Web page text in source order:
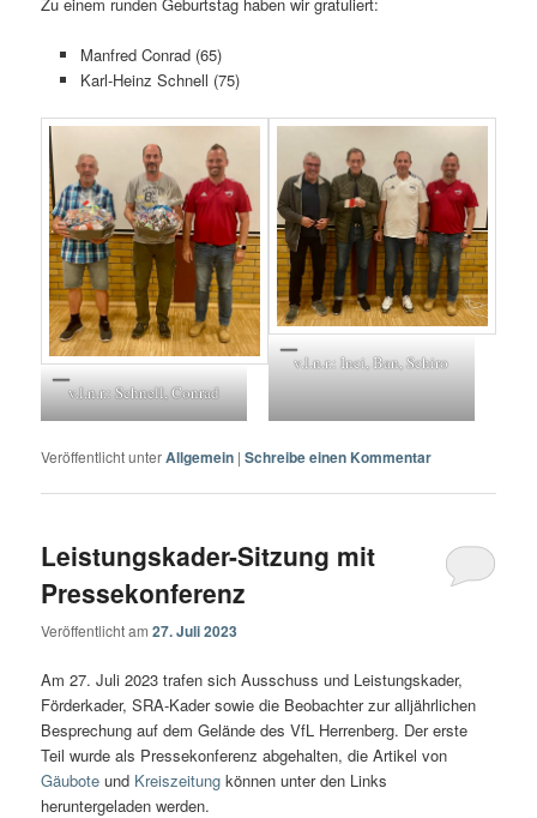
Manfred Conrad (65)
Karl-Heinz Schnell (75)
v.l.n.r.: Schnell, Conrad
v.l.n.r.: Inci, Ban, Schiro
Veröffentlicht unterAllgemein |Schreibe einen Kommentar
Leistungskader-Sitzung mit
Pressekonferenz
Veröffentlicht am27. Juli 2023
Am 27. Juli 2023 trafen sich Ausschuss und Leistungskader,
Förderkader, SRA-Kader sowie die Beobachter zur alljährlichen
Besprechung auf dem Gelände des VfL Herrenberg. Der erste
Teil wurde als Pressekonferenz abgehalten, die Artikel von
Gäubote und Kreiszeitung können unter den Links
heruntergeladen werden.